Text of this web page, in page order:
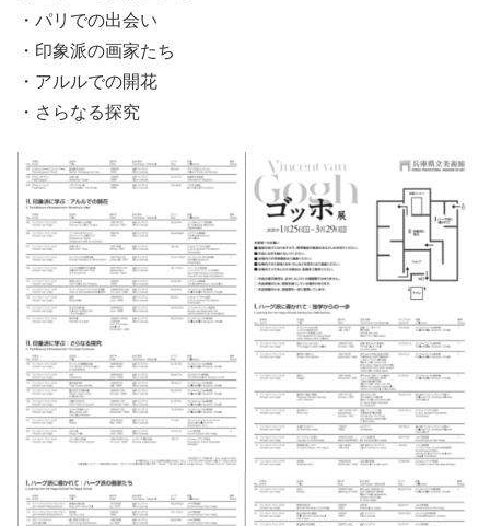
・パリでの出会い
・印象派の画家たち
・アルルでの開花
・さらなる探究